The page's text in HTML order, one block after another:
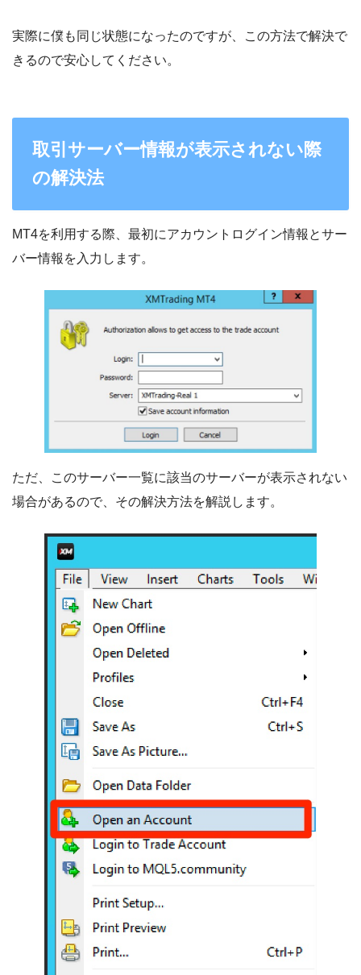
実際に僕も同じ状態になったのですが、この方法で解決で
きるので安心してください。
取引サーバー情報が表示されない際
の解決法
MT4を利用する際、最初にアカウントログイン情報とサー
バー情報を入力します。
ただ、このサーバー一覧に該当のサーバーが表示されない
場合があるので、その解決方法を解説します。